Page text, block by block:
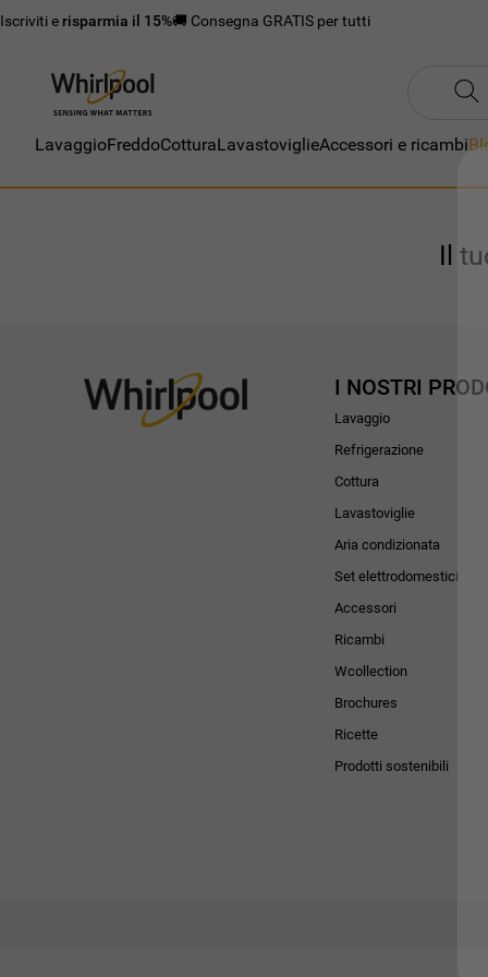
Iscriviti e risparmia il 15%🚚 Consegna GRATIS per tutti
LavaggioFreddoCotturaLavastoviglieAccessori e ricambi
Il
I NOSTRI
Lavaggio
Refrigerazione
Cottura
Lavastoviglie
Aria condizionata
Set elettrodomestici
Accessori
Ricambi
Wcollection
Brochures
Ricette
Prodotti sostenibili